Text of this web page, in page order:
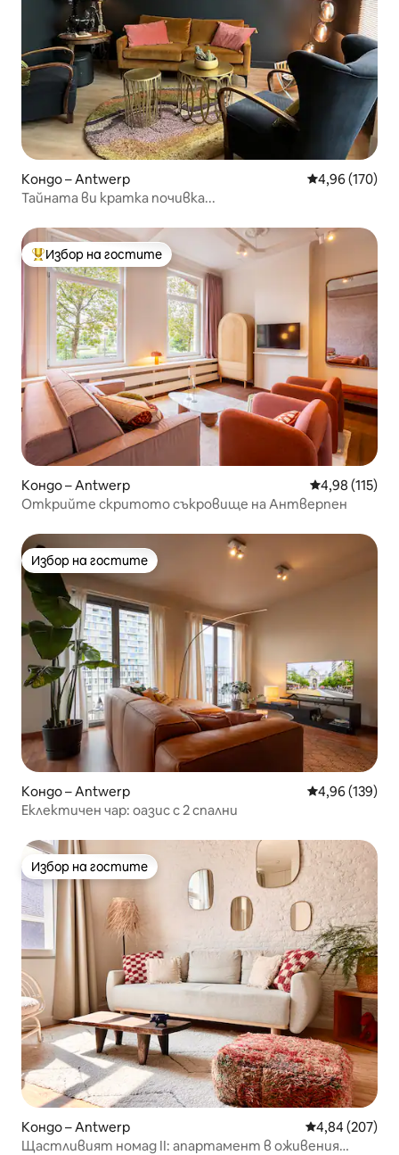
Кондо – Antwerp Средна
4,96 (170)
Тайната ви кратка почивка...
Най-популярен избор на гостите
Избор на гостите
Кондо – Antwerp Средна
4,98 (115)
Открийте скритото съкровище на Антверпен
Избор на гостите
Избор на гостите
Кондо – Antwerp Средна
4,96 (139)
Еклектичен чар: оазис с 2 спални
Избор на гостите
Избор на гостите
Кондо – Antwerp Средна
4,84 (207)
Щастливият номад II: апартамент в оживения